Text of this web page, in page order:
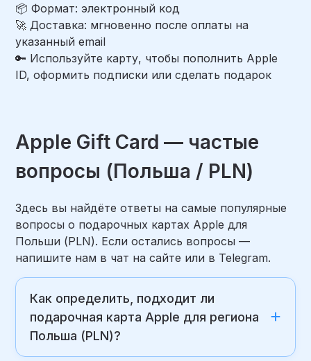
📦 Формат: электронный код
🚀 Доставка: мгновенно после оплаты на
указанный email
🔑 Используйте карту, чтобы пополнить Apple
ID, оформить подписки или сделать подарок
Apple Gift Card — частые
вопросы (Польша / PLN)
Здесь вы найдёте ответы на самые популярные
вопросы о подарочных картах Apple для
Польши (PLN). Если остались вопросы —
напишите нам в чат на сайте или в Telegram.
Как определить, подходит ли
подарочная карта Apple для региона
Польша (PLN)?